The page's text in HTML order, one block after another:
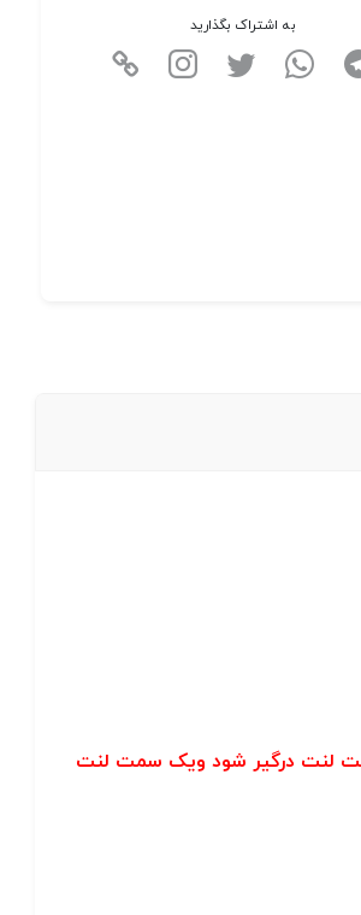
به اشتراک بگذارید
لنت درگیر شود ویک سمت لنت